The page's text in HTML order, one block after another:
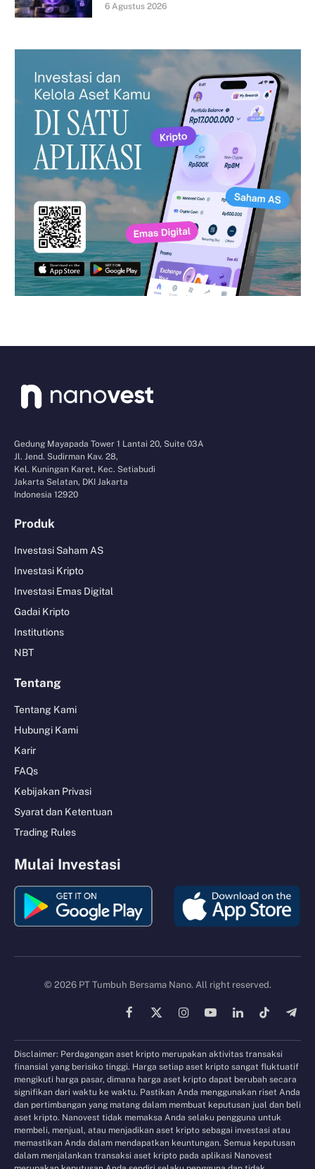
6 Agustus 2026
Gedung Mayapada Tower 1 Lantai 20, Suite 03A
Jl. Jend. Sudirman Kav. 28,
Kel. Kuningan Karet, Kec. Setiabudi
Jakarta Selatan, DKI Jakarta
Indonesia 12920
Produk
Investasi Saham AS
Investasi Kripto
Investasi Emas Digital
Gadai Kripto
Institutions
NBT
Tentang
Tentang Kami
Hubungi Kami
Karir
FAQs
Kebijakan Privasi
Syarat dan Ketentuan
Trading Rules
Mulai Investasi
© 2026 PT Tumbuh Bersama Nano. All right reserved.
Facebook
X
InstagramYouTubeLinkedInTikTok
Disclaimer: Perdagangan aset kripto merupakan aktivitas transaksi
finansial yang berisiko tinggi. Harga setiap aset kripto sangat fluktuatif
mengikuti harga pasar, dimana harga aset kripto dapat berubah secara
signifikan dari waktu ke waktu. Pastikan Anda menggunakan riset Anda
dan pertimbangan yang matang dalam membuat keputusan jual dan beli
aset kripto. Nanovest tidak memaksa Anda selaku pengguna untuk
membeli, menjual, atau menjadikan aset kripto sebagai investasi atau
memastikan Anda dalam mendapatkan keuntungan. Semua keputusan
dalam menjalankan transaksi aset kripto pada aplikasi Nanovest